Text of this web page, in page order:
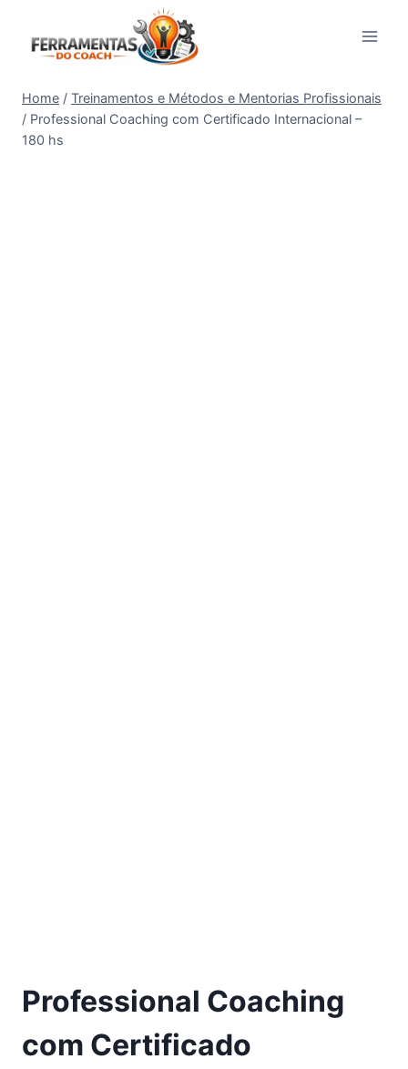
para
Home / Treinamentos e Métodos e Mentorias Profissionais
/ Professional Coaching com Certificado Internacional –
180 hs
Professional Coaching
com Certificado